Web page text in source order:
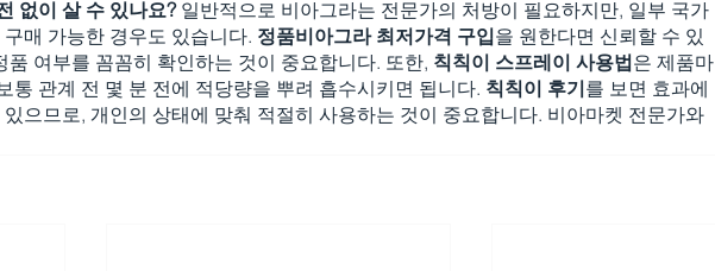
없이 살 수 있나요? 일반적으로 비아그라는 전문가의 처방이 필요하지만, 일부 국가
매 가능한 경우도 있습니다. 정품비아그라 최저가격 구입을 원한다면 신뢰할 수 있
품 여부를 꼼꼼히 확인하는 것이 중요합니다. 또한, 칙칙이 스프레이 사용법은 제품마
통 관계 전 몇 분 전에 적당량을 뿌려 흡수시키면 됩니다. 칙칙이 후기를 보면 효과에
으므로, 개인의 상태에 맞춰 적절히 사용하는 것이 중요합니다. 비아마켓 전문가와